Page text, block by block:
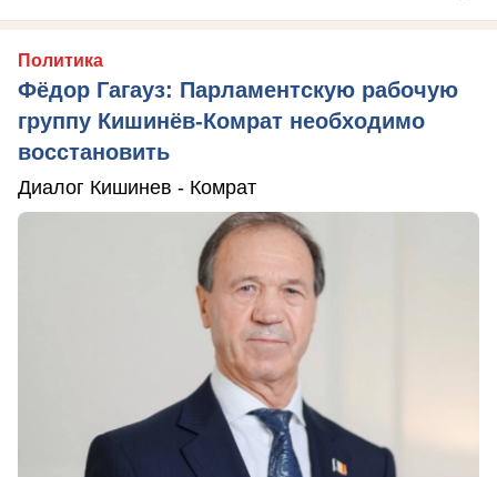
Политика
Фёдор Гагауз: Парламентскую рабочую
группу Кишинёв-Комрат необходимо
восстановить
Диалог Кишинев - Комрат